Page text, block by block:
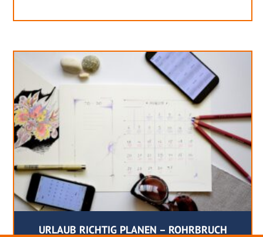
URLAUB RICHTIG PLANEN – ROHRBRUCH